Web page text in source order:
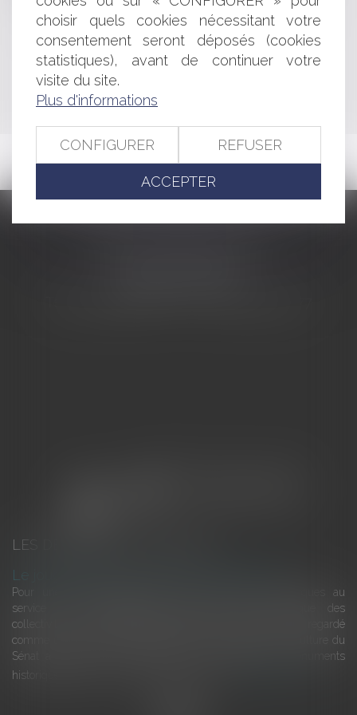
La période d'essai du contrat à durée indéterminée
< ... 463 464 465 466 467 468 469 ...
LES DERNIÈRES ACTUALITÉS
Le joug léger des monuments historiques
Pour une gestion patrimoniale des monuments historiques au
service du développement économique et touristique des
collectivités Le monument historique a longtemps été regardé
comme une charge. Le rapport que la commission de la culture du
Sénat a consacré, en juillet 2026, à la gestion des monuments
historiques invite à y voir aussi une ressour...
choisir quels cookies nécessitant votre
consentement seront déposés (cookies
statistiques), avant de continuer votre
visite du site.
Plus d'informations
CONFIGURER REFUSER
ACCEPTER